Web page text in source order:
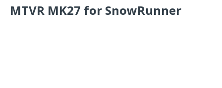
MTVR MK27 for SnowRunner